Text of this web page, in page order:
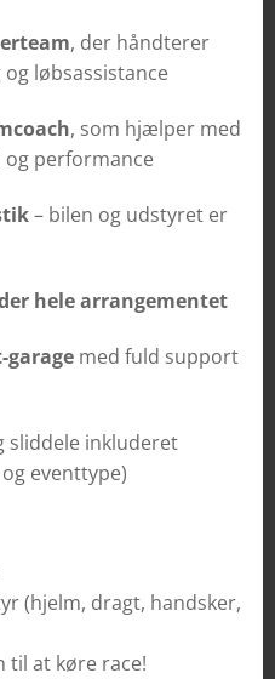
, der håndterer
løbsassistance
, som hjælper med
performance
– bilen og udstyret er
hele arrangementet
garage med fuld support
inkluderet
eventtype)
(hjelm, dragt, handsker,
til at køre race!